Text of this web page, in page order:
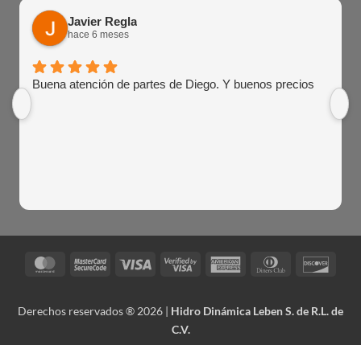
Javier Regla
hace 6 meses
Buena atención de partes de Diego. Y buenos precios
MasterCardMasterCardVisa
Visa
American
Dinners
Derechos reservados ® 2026 | Hidro Dinámica Leben S. de R.L. de
C.V.